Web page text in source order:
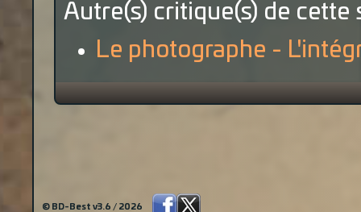
Autre(s) critique(s) de cette
Le photographe -
© BD-Best v3.6 / 2026